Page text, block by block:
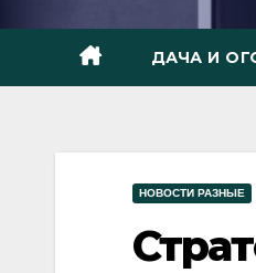
ДАЧА И
НОВОСТИ РАЗНЫЕ